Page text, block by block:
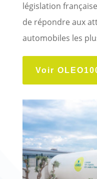
législation
de répondre aux
automobiles les
Voir